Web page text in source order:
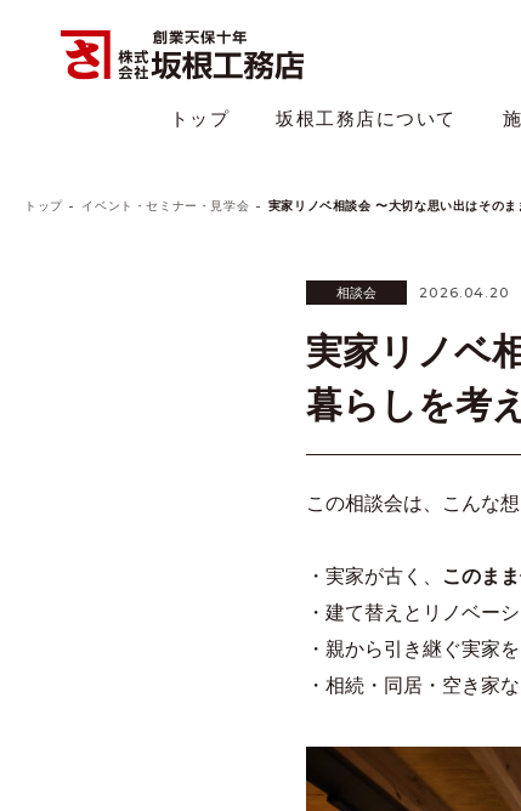
トップ 坂根工務店について
トップ イベント・セミナー・見学会 実家リノベ相談会 〜大切な思い出はその
相談会 2026.04.20
実家リノベ
暮らしを考
この相談会は、こんな
・実家が古く、 このま
・建て替えとリノベーシ
・親から引き継ぐ実家を
・相続・同居・空き家な